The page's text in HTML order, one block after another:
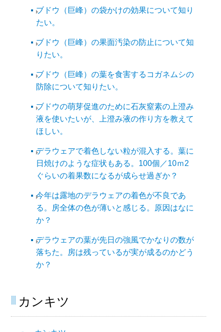
ブドウ（巨峰）の袋かけの効果について知り
たい。
ブドウ（巨峰）の果面汚染の防止について知
りたい。
ブドウ（巨峰）の葉を食害するコガネムシの
防除について知りたい。
ブドウの萌芽促進のために石灰窒素の上澄み
液を使いたいが、上澄み液の作り方を教えて
ほしい。
デラウェアで着色しない粒が混入する。葉に
日焼けのような症状もある。100個／10ｍ2
ぐらいの着果数になるが成らせ過ぎか？
今年は露地のデラウェアの着色が不良であ
る。房全体の色が薄いと感じる。原因はなに
か？
デラウェアの葉が先日の強風でかなりの数が
落ちた。房は残っているが実が成るのかどう
か？
カンキツ